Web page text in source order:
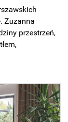
Zuzanna
przestrzeń,